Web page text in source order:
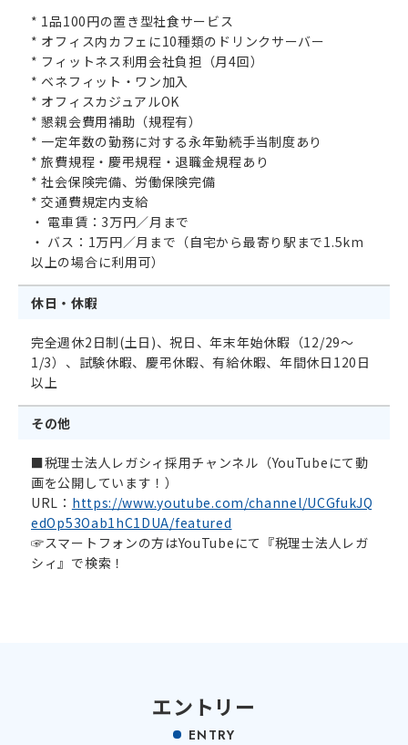
* 1品100円の置き型社食サービス
* オフィス内カフェに10種類のドリンクサーバー
* フィットネス利用会社負担（月4回）
* ベネフィット・ワン加入
* オフィスカジュアルOK
* 懇親会費用補助（規程有）
* 一定年数の勤務に対する永年勤続手当制度あり
* 旅費規程・慶弔規程・退職金規程あり
* 社会保険完備、労働保険完備
* 交通費規定内支給
・ 電車賃：3万円／月まで
・ バス：1万円／月まで（自宅から最寄り駅まで1.5km
以上の場合に利用可）
休日・休暇
完全週休2日制(土日)、祝日、年末年始休暇（12/29～
1/3）、試験休暇、慶弔休暇、有給休暇、年間休日120日
以上
その他
■税理士法人レガシィ採用チャンネル（YouTubeにて動
画を公開しています！）
URL： https://www.youtube.com/channel/UCGfukJQ
edOp53Oab1hC1DUA/featured
☞スマートフォンの方はYouTubeにて『税理士法人レガ
シィ』で検索！
エントリー
ENTRY